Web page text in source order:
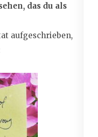
das du als
aufgeschrieben,